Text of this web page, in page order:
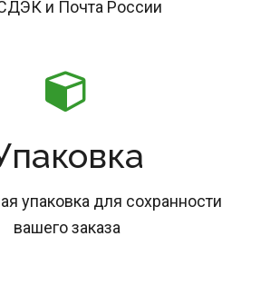
и Почта России
упаковка для сохранности
вашего заказа